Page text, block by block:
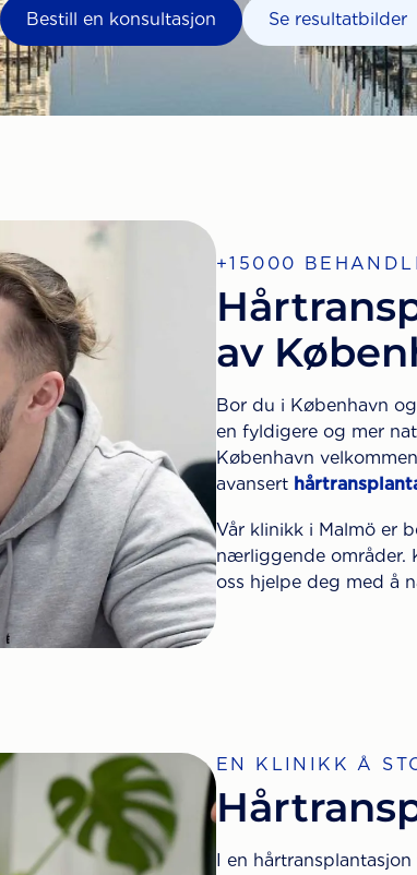
Bestill en konsultasjon Se resultatbilder
+15000
av
Bor du i København
en fyldigere og mer
København
avansert
Vår klinikk i Malmö er
nærliggende områder.
oss hjelpe deg med å
EN KLINIKK Å
I en